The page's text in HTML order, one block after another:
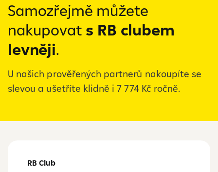
Samozřejmě můžete
nakupovat s RB clubem
levněji.
U našich prověřených partnerů nakoupíte se
slevou a ušetříte klidně i 7 774 Kč ročně.
RB Club